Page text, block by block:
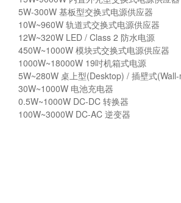
5W-300W 基板型交换式电源供应器
10W~960W 轨道式交换式电源供应器
12W~320W LED / Class 2 防水电源
450W~1000W 模块式交换式电源供应器
1000W~18000W 19吋机箱式电源
5W~280W 桌上型(Desktop) / 插壁式
30W~1000W 电池充电器
0.5W~1000W DC-DC 转换器
100W~3000W DC-AC 逆变器